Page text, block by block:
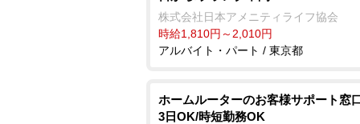
株式会社日本アメニティライフ協会
時給1,810円～2,010円
アルバイト・パート / 東京都
ホームルーターのお客様サポート窓
3日OK/時短勤務OK